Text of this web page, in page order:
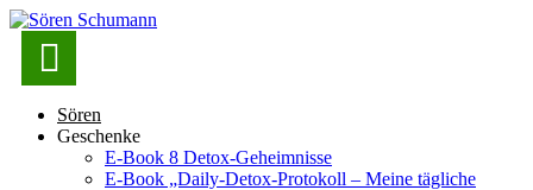

Sören
Geschenke
E-Book 8 Detox-Geheimnisse
E-Book „Daily-Detox-Protokoll – Meine tägliche